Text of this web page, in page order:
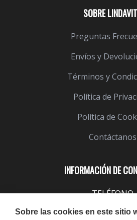
INFORMACIÓN DE
TELÉFONO
SOBRE
Preguntas
Envíos y
Términos y
Política de
Política de
Contáctanos
Sobre las cookies en este sitio